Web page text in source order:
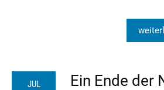
JUL
Ein Ende der